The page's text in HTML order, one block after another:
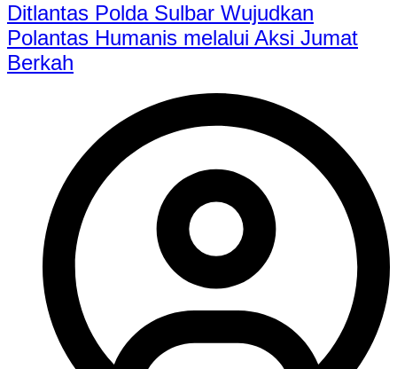
Ditlantas Polda Sulbar Wujudkan
Polantas Humanis melalui Aksi Jumat
Berkah